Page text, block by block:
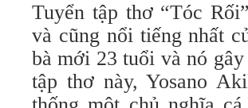
Tuyển tập thơ “Tóc
và cũng nổi tiếng nhất
bà mới 23 tuổi và nó
tập thơ này, Yosano